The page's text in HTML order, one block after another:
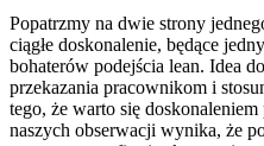
Popatrzmy na dwie strony
ciągłe doskonalenie, będące
bohaterów podejścia lean. Idea
przekazania pracownikom i
tego, że warto się
naszych obserwacji wynika, że